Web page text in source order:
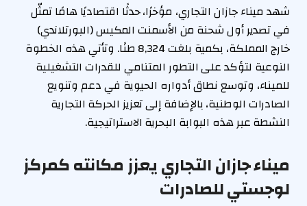
شهد ميناء جازان التجاري، مؤخرًا، حدثًا اقتصاديًا هامًا تمثّل
في تصدير أول شحنة من الأسمنت المكيس (البورتلاندي)
خارج المملكة، بكمية بلغت 8,324 طنًا. وتأتي هذه الخطوة
النوعية لتؤكد على التطور المتنامي للقدرات التشغيلية
للميناء، وتوسع نطاق أدواره الحيوية في دعم وتنويع
الصادرات الوطنية، بالإضافة إلى تعزيز الحركة التجارية
النشطة عبر هذه البوابة البحرية الاستراتيجية.
ميناء جازان التجاري يعزز مكانته كمركز
لوجستي للصادرات